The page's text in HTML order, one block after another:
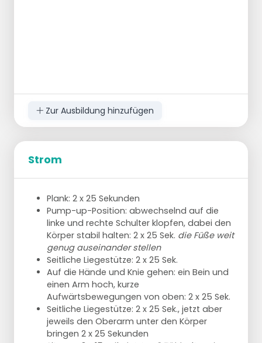
Zur Ausbildung hinzufügen
Strom
Plank: 2 x 25 Sekunden
Pump-up-Position: abwechselnd auf die
linke und rechte Schulter klopfen, dabei den
Körper stabil halten: 2 x 25 Sek. die Füße weit
genug auseinander stellen
Seitliche Liegestütze: 2 x 25 Sek.
Auf die Hände und Knie gehen: ein Bein und
einen Arm hoch, kurze
Aufwärtsbewegungen von oben: 2 x 25 Sek.
Seitliche Liegestütze: 2 x 25 Sek., jetzt aber
jeweils den Oberarm unter den Körper
bringen 2 x 25 Sekunden